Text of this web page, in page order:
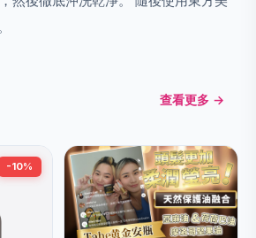
查看更多 →
-10%